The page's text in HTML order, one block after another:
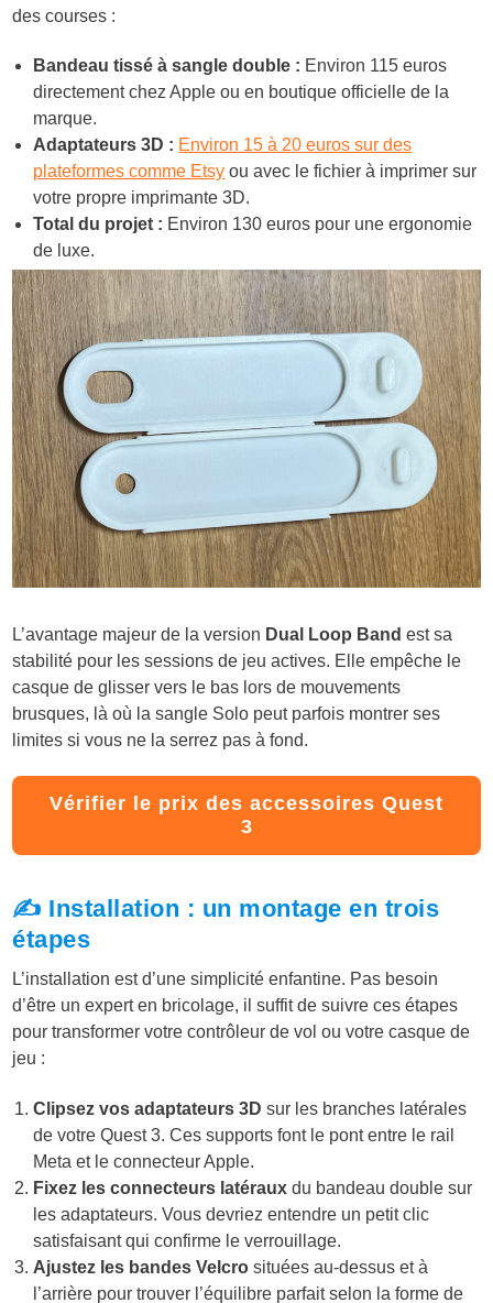
des courses :
Bandeau tissé à sangle double : Environ 115 euros
directement chez Apple ou en boutique officielle de la
marque.
Adaptateurs 3D : Environ 15 à 20 euros sur des
plateformes comme Etsy ou avec le fichier à imprimer sur
votre propre imprimante 3D.
Total du projet : Environ 130 euros pour une ergonomie
de luxe.
L’avantage majeur de la version Dual Loop Band est sa
stabilité pour les sessions de jeu actives. Elle empêche le
casque de glisser vers le bas lors de mouvements
brusques, là où la sangle Solo peut parfois montrer ses
limites si vous ne la serrez pas à fond.
Vérifier le prix des accessoires Quest
3
✍️ Installation : un montage en trois
étapes
L’installation est d’une simplicité enfantine. Pas besoin
d’être un expert en bricolage, il suffit de suivre ces étapes
pour transformer votre contrôleur de vol ou votre casque de
jeu :
Clipsez vos adaptateurs 3D sur les branches latérales
de votre Quest 3. Ces supports font le pont entre le rail
Meta et le connecteur Apple.
Fixez les connecteurs latéraux du bandeau double sur
les adaptateurs. Vous devriez entendre un petit clic
satisfaisant qui confirme le verrouillage.
Ajustez les bandes Velcro situées au-dessus et à
l’arrière pour trouver l’équilibre parfait selon la forme de